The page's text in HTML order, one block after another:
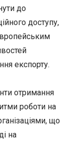
до
доступу,
експорту.
отримання
роботи на
що
на